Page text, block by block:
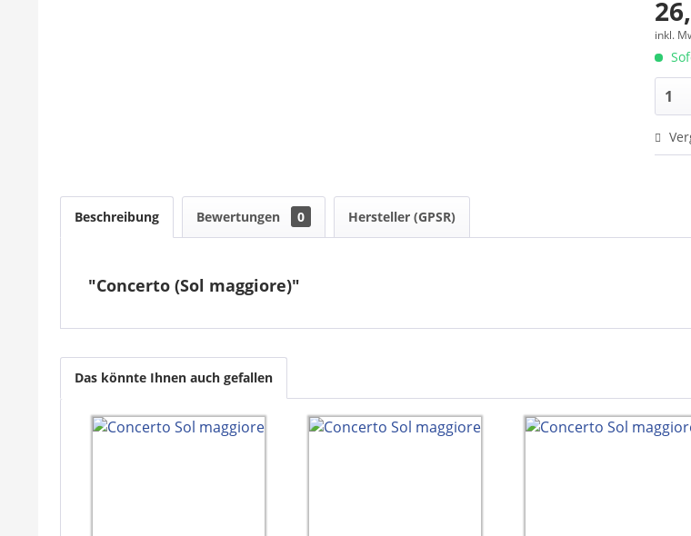
inkl.
Beschreibung Bewertungen 0 Hersteller (GPSR)
"Concerto (Sol maggiore)"
Das könnte Ihnen auch gefallen